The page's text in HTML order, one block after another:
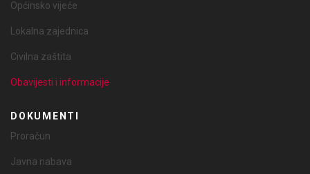
Općinsko vijeće
Lokalna zajednica
Civilna zaštita
Obavijesti i informacije
DOKUMENTI
Proračun
Javna nabava